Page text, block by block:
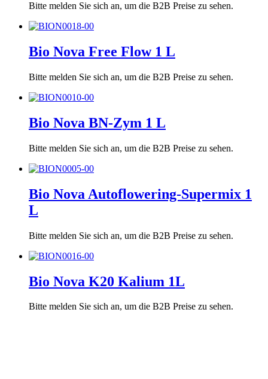
Bitte melden Sie sich an, um die B2B Preise zu sehen.
Bio Nova Free Flow 1 L
Bitte melden Sie sich an, um die B2B Preise zu sehen.
Bio Nova BN-Zym 1 L
Bitte melden Sie sich an, um die B2B Preise zu sehen.
Bio Nova Autoflowering-Supermix 1
L
Bitte melden Sie sich an, um die B2B Preise zu sehen.
Bio Nova K20 Kalium 1L
Bitte melden Sie sich an, um die B2B Preise zu sehen.